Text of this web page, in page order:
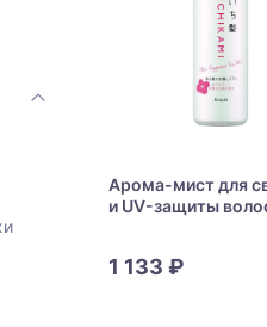
Арома-мист для
и UV-защиты
1 133 ₽